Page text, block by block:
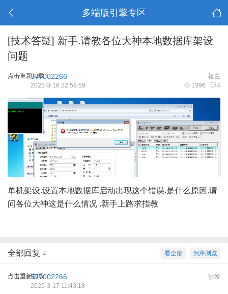
多端版引擎专区
[技术答疑] 新手.请教各位大神本地数据库架设
问题
点击重新加载 楼主
577002266
1396 4
2025-3-16 22:59:59
单机架设.设置本地数据库启动出现这个错误.是什么原因.请
问各位大神这是什么情况 .新手上路求指教
倒序浏览
看全部
全部回复 4
点击重新加载 沙发
577002266
2025-3-17 11:43:18